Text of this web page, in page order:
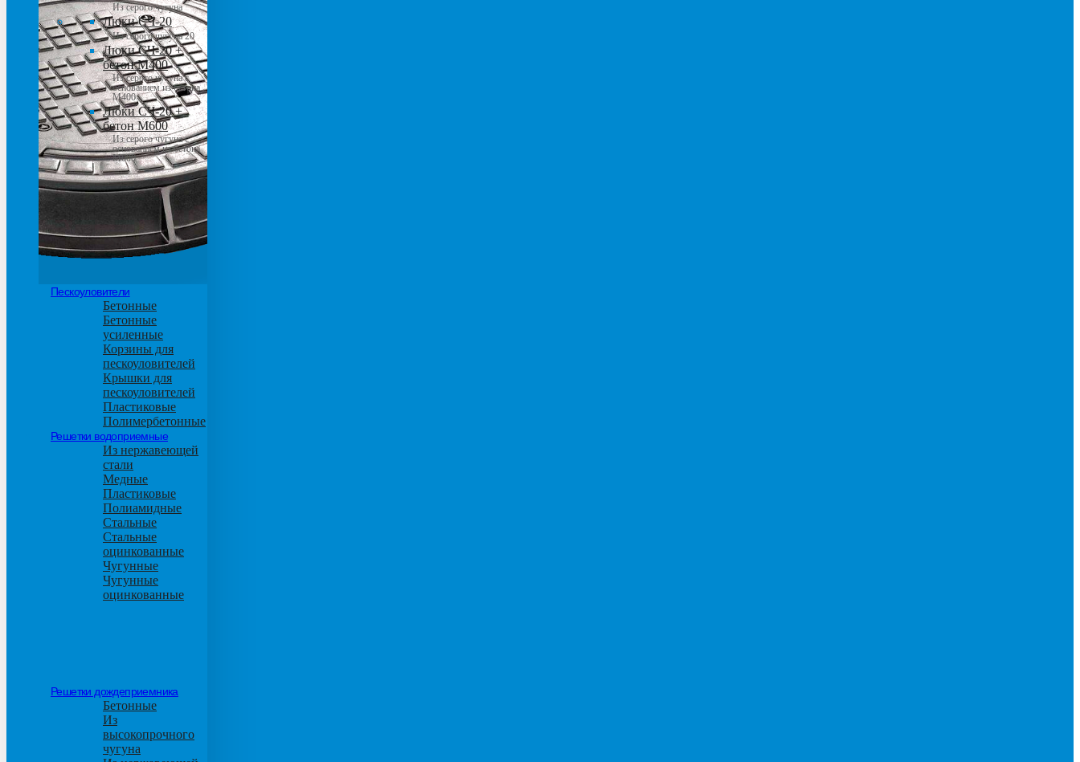
Из серого чугуна
Люки СЧ-20
Из серого чугуна 20
Люки СЧ-20 +
бетон М400
Из серого чугуна с
основанием из бетона
М400
Люки СЧ-20 +
бетон М600
Из серого чугуна с
основанием из бетона
М600
Пескоуловители
Бетонные
Бетонные
усиленные
Корзины для
пескоуловителей
Крышки для
пескоуловителей
Пластиковые
Полимербетонные
Решетки водоприемные
Из нержавеющей
стали
Медные
Пластиковые
Полиамидные
Стальные
Стальные
оцинкованные
Чугунные
Чугунные
оцинкованные
Решетки дождеприемника
Бетонные
Из
высокопрочного
чугуна